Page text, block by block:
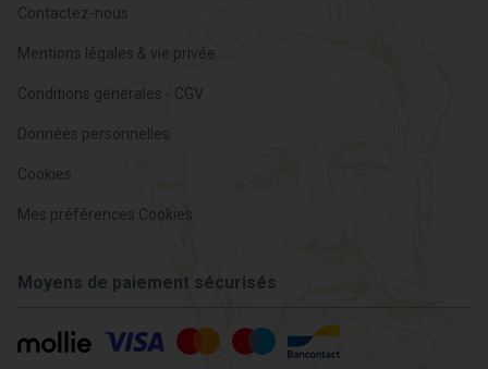
Contactez-nous
Mentions légales & vie privée
Conditions générales - CGV
Données personnelles
Cookies
Mes préférences Cookies
Moyens de paiement sécurisés